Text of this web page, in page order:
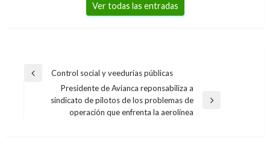
Ver todas las entradas
Navegación
entradas
Entrada
Control social y veedurías públicas
Entrada
Presidente de Avianca reponsabiliza a
sindicato de pilotos de los problemas de
operación que enfrenta la aerolínea